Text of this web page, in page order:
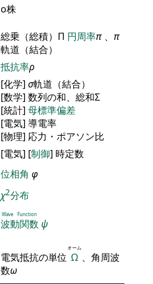
ο株
総乗（総積）Π 円周率π 、 π
軌道（結合）
抵抗率ρ
[化学] σ軌道（結合）
[数学] 数列の和、総和Σ
[統計] 母標準偏差
[電気] 導電率
[物理] 応力・ポアソン比
[電気] [制御] 時定数
位相角 φ
χ2分布
波動関数
Wave Function
ψ
電気抵抗の単位 Ω
オーム
、角周波
数ω